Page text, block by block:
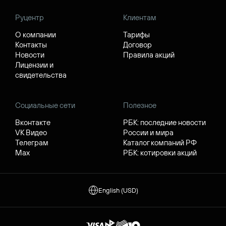
Руцентр
О компании
Контакты
Новости
Лицензии и
свидетельства
Клиентам
Тарифы
Договор
Правила акций
Социальные сети
Вконтакте
VK Видео
Телеграм
Max
Полезное
РБК: последние новости
России и мира
Каталог компаний РФ
РБК: котировки акций
English (USD)